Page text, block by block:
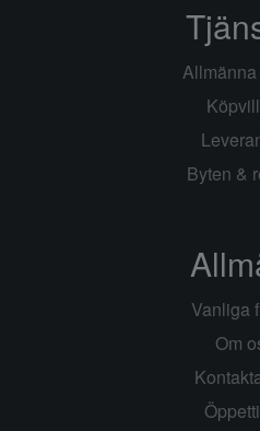
Byten &
Vanliga
Om